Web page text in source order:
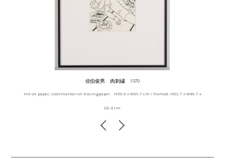
佐伯俊男 肉刺繍 1979
Ink on paper, colormarker on tracingpaper H30.0 x W39.7 cm / framed: H62.7 x W46.7 x
D2.4 cm